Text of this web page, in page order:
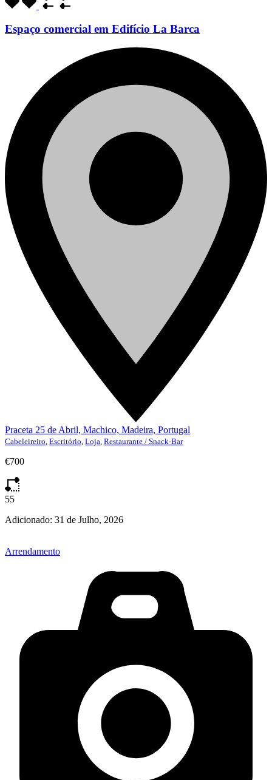
Espaço comercial em Edifício La Barca
Praceta 25 de Abril, Machico, Madeira, Portugal
Cabeleireiro, Escritório, Loja, Restaurante / Snack-Bar
€700
55
Adicionado: 31 de Julho, 2026
Arrendamento